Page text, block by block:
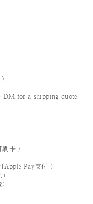
)
DM for a shipping quote
刷卡 )
Pay支付 ）